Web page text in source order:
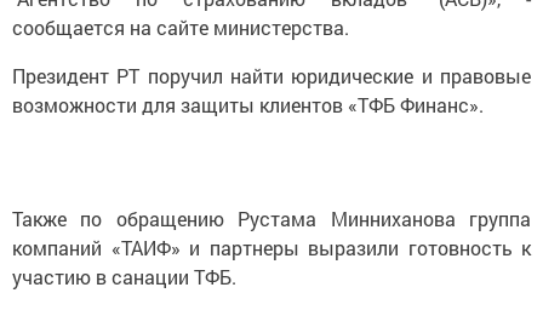
сообщается на сайте министерства.
Президент РТ поручил найти юридические и правовые
возможности для защиты клиентов «ТФБ Финанс».
Также по обращению Рустама Минниханова группа
компаний «ТАИФ» и партнеры выразили готовность к
участию в санации ТФБ.